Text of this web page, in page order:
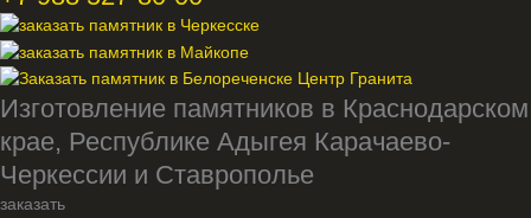
Изготовление памятников в Краснодарском
крае, Республике Адыгея Карачаево-
Черкессии и Ставрополье
заказать